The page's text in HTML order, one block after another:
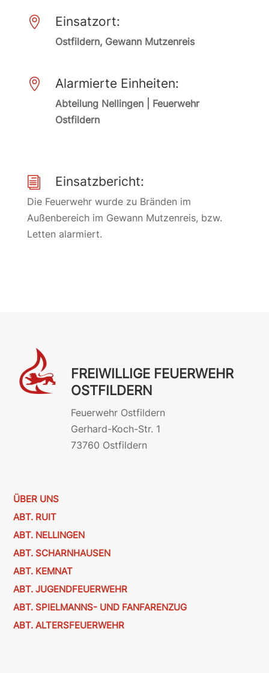
 Einsatzort:
Ostfildern, Gewann Mutzenreis
 Alarmierte Einheiten:
Abteilung Nellingen | Feuerwehr
Ostfildern
i Einsatzbericht:
Die Feuerwehr wurde zu Bränden im
Außenbereich im Gewann Mutzenreis, bzw.
Letten alarmiert.
FREIWILLIGE FEUERWEHR
OSTFILDERN
Feuerwehr Ostfildern
Gerhard-Koch-Str. 1
73760 Ostfildern
ÜBER UNS
ABT. RUIT
ABT. NELLINGEN
ABT. SCHARNHAUSEN
ABT. KEMNAT
ABT. JUGENDFEUERWEHR
ABT. SPIELMANNS- UND FANFARENZUG
ABT. ALTERSFEUERWEHR